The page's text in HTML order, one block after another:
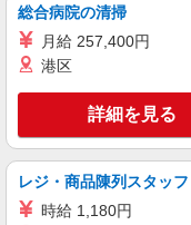
SOMPOケア 横浜十日
勤務（
者研修
合は
神
【
キープ
総合病院の清掃
月給 257,400円
港区
詳細を見る
レジ・商品陳列スタッフ
時給 1,180円